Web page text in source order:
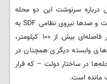
درباره سرنوشت این دو محله
حاصل شد، تبادل زندانیان صورت گرفت و صدها نیروی نظامی SDF به
مناطق کردنشین شرق رود فرات، در فاصله‌ای بیش از ۱۰۰ کیلومتر،
وابسته دیگری همچنان در
در ساختار دولت – که قرار
مانده است.